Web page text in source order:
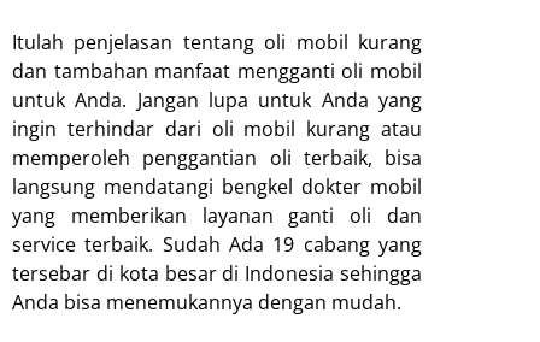
Itulah penjelasan tentang oli mobil kurang
dan tambahan manfaat mengganti oli mobil
untuk Anda. Jangan lupa untuk Anda yang
ingin terhindar dari oli mobil kurang atau
memperoleh penggantian oli terbaik, bisa
langsung mendatangi bengkel dokter mobil
yang memberikan layanan ganti oli dan
service terbaik. Sudah Ada 19 cabang yang
tersebar di kota besar di Indonesia sehingga
Anda bisa menemukannya dengan mudah.